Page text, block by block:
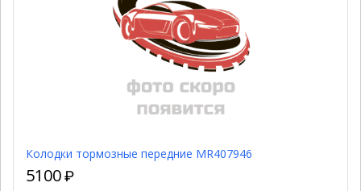
Колодки тормозные передние MR407946
5100₽